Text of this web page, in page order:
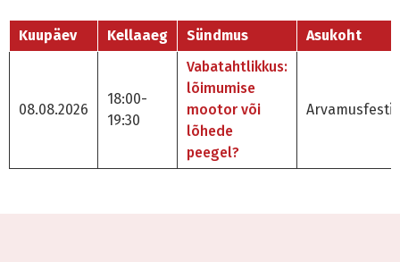
Kuupäev Kellaaeg Sündmus Asukoht
08.08.2026
18:00-
19:30
Vabatahtlikkus:
lõimumise
mootor või
lõhede
peegel?